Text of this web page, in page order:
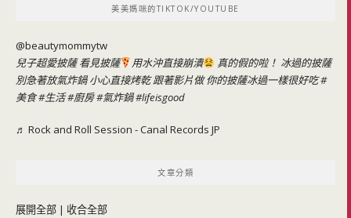
美美媽咪的TIKTOK/YOUTUBE
@beautymommytw
兒子超愛披薩 看見披薩
用水沖直接崩潰
真的假的啦！ 冰過的披薩
別急著放氣炸鍋 小心直接烤乾 跟著影片做 你的披薩冰過一樣很好吃#
美食#生活#廚房#氣炸鍋#lifeisgood
♬ Rock and Roll Session - Canal Records JP
文章分類
展開全部 | 收合全部